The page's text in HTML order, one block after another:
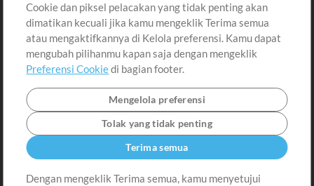
Lain-lain
Sesi
Kirimkan musik kamu
Playlist
MT Conference
Cookie dan piksel pelacakan yang tidak penting akan
dimatikan kecuali jika kamu mengeklik Terima semua
atau mengaktifkannya di Kelola preferensi. Kamu dapat
mengubah pilihanmu kapan saja dengan mengeklik
Preferensi Cookiedi bagian footer.
Mengelola preferensi
Tolak yang tidak penting
Terima semua
Dengan mengeklik Terima semua, kamu menyetujui